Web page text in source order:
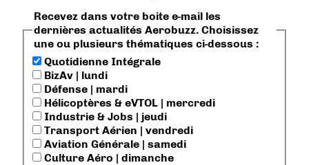
Recevez dans votre boite e-mail les
dernières actualités Aerobuzz. Choisissez
une ou plusieurs thématiques ci-dessous :
Quotidienne Intégrale
BizAv | lundi
Défense | mardi
Hélicoptères & eVTOL | mercredi
Industrie & Jobs | jeudi
Transport Aérien | vendredi
Aviation Générale | samedi
Culture Aéro | dimanche